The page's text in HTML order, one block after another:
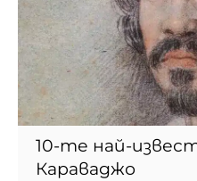
10-те най-
Караваджо